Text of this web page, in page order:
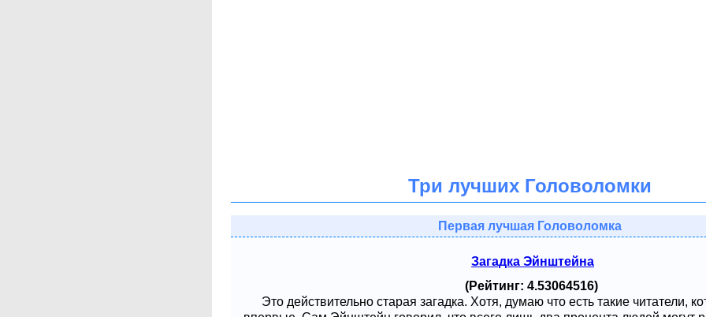
Три лучших Головоломки
Первая лучшая Головоломка
Загадка Эйнштейна
(Рейтинг: 4.53064516)
Это действительно старая загадка. Хотя, думаю что есть такие читатели,